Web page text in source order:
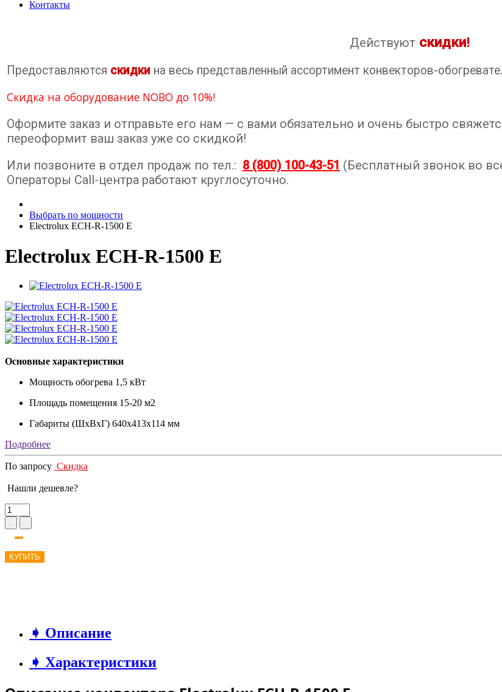
Контакты
Действуютскидки!
Предоставляются скидки на весь представленный ассортимент конвекторов-
Скидка на оборудование NOBO до 10%!
Оформите заказ и отправьте его нам — с вами обязательно и очень быстро
переоформит ваш заказ уже со скидкой!
Или позвоните в отдел продаж по тел.: 8 (800) 100-43-51 (Бесплатный звонок во
Операторы Call-центра работают круглосуточно.
Выбрать по мощности
Electrolux ECH-R-1500 E
Electrolux ECH-R-1500 E
Основные характеристики
Мощность обогрева 1,5 кВт
Площадь помещения 15-20 м2
Габариты (ШxВxГ) 640х413х114 мм
Подробнее
По запросу Скидка
Нашли дешевле?
КУПИТЬ
➧ Описание
➧ Характеристики